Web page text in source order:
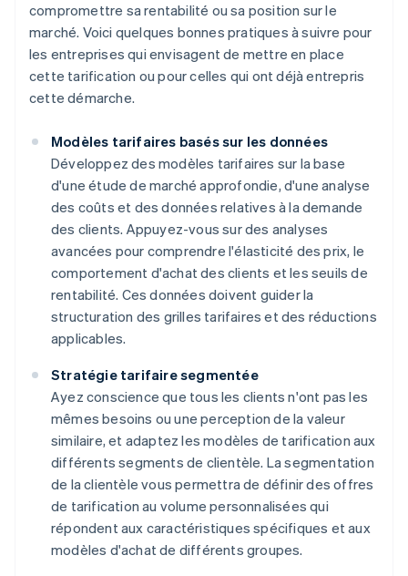
compromettre sa rentabilité ou sa position sur le
marché. Voici quelques bonnes pratiques à suivre pour
les entreprises qui envisagent de mettre en place
cette tarification ou pour celles qui ont déjà entrepris
cette démarche.
Modèles tarifaires basés sur les données
Développez des modèles tarifaires sur la base
d'une étude de marché approfondie, d'une analyse
des coûts et des données relatives à la demande
des clients. Appuyez-vous sur des analyses
avancées pour comprendre l'élasticité des prix, le
comportement d'achat des clients et les seuils de
rentabilité. Ces données doivent guider la
structuration des grilles tarifaires et des réductions
applicables.
Stratégie tarifaire segmentée
Ayez conscience que tous les clients n'ont pas les
mêmes besoins ou une perception de la valeur
similaire, et adaptez les modèles de tarification aux
différents segments de clientèle. La segmentation
de la clientèle vous permettra de définir des offres
de tarification au volume personnalisées qui
répondent aux caractéristiques spécifiques et aux
modèles d'achat de différents groupes.